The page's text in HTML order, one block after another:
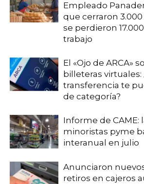
Empleado
que cerraron
se perdieron
trabajo
El «Ojo de ARCA»
billeteras virtuales:
transferencia te
de categoría?
Informe de CAME:
minoristas pyme
interanual en julio
Anunciaron
retiros en cajeros